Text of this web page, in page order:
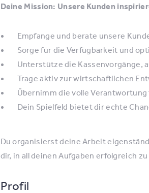
Deine Mission: Unsere Kunden
Empfange und berate unsere
Sorge für die Verfügbarkeit und
Unterstütze die Kassenvorgänge,
Trage aktiv zur wirtschaftlichen
Übernimm die volle
Dein Spielfeld bietet dir echte
Du organisierst deine Arbeit
dir, in all deinen Aufgaben erfolgreich
Profil